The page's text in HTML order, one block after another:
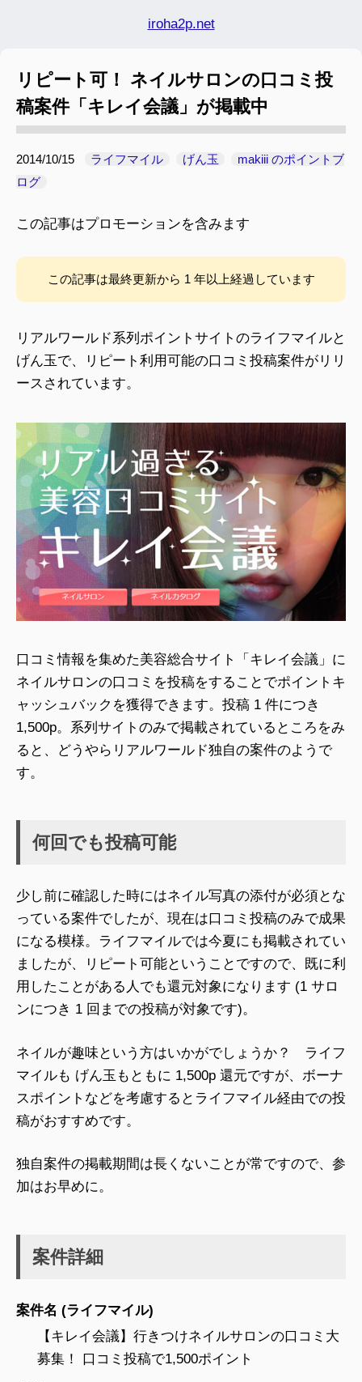
リピート可！ ネイルサロンの口コミ投
稿案件「キレイ会議」が掲載中
2014/10/15 ライフマイル げん玉
makiii のポイントブ
ログ
この記事はプロモーションを含みます
この記事は最終更新から 1 年以上経過しています
リアルワールド系列ポイントサイトのライフマイルと
げん玉で、リピート利用可能の口コミ投稿案件がリリ
ースされています。
口コミ情報を集めた美容総合サイト「キレイ会議」に
ネイルサロンの口コミを投稿をすることでポイントキ
ャッシュバックを獲得できます。投稿 1 件につき
1,500p。系列サイトのみで掲載されているところをみ
ると、どうやらリアルワールド独自の案件のようで
す。
何回でも投稿可能
少し前に確認した時にはネイル写真の添付が必須とな
っている案件でしたが、現在は口コミ投稿のみで成果
になる模様。ライフマイルでは今夏にも掲載されてい
ましたが、リピート可能ということですので、既に利
用したことがある人でも還元対象になります (1 サロ
ンにつき 1 回までの投稿が対象です)。
ネイルが趣味という方はいかがでしょうか？ ライフ
マイルも げん玉もともに 1,500p 還元ですが、ボーナ
スポイントなどを考慮するとライフマイル経由での投
稿がおすすめです。
独自案件の掲載期間は長くないことが常ですので、参
加はお早めに。
案件詳細
案件名 (ライフマイル)
【キレイ会議】行きつけネイルサロンの口コミ大
募集！ 口コミ投稿で1,500ポイント
iroha2p.net